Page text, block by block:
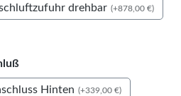
drehbar (+878,00 €)
auswählen
Hinten (+339,00 €)